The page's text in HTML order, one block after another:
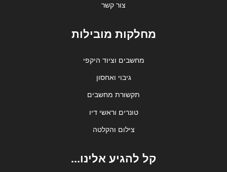
צור קשר
מחלקות מובילות
מחשבים וציוד היקפי
גיבוי ואחסון
תקשורת מחשבים
טונרים וראשי דיו
צילום והקלטה
קל להגיע אלינו...